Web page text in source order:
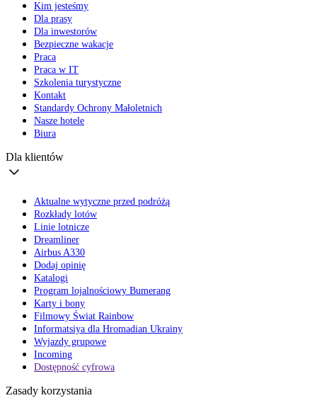
Kim jesteśmy
Dla prasy
Dla inwestorów
Bezpieczne wakacje
Praca
Praca w IT
Szkolenia turystyczne
Kontakt
Standardy Ochrony Małoletnich
Nasze hotele
Biura
Dla klientów
Aktualne wytyczne przed podróżą
Rozkłady lotów
Linie lotnicze
Dreamliner
Airbus A330
Dodaj opinię
Katalogi
Program lojalnościowy Bumerang
Karty i bony
Filmowy Świat Rainbow
Informatsiya dla Hromadian Ukrainy
Wyjazdy grupowe
Incoming
Dostępność cyfrowa
Zasady korzystania